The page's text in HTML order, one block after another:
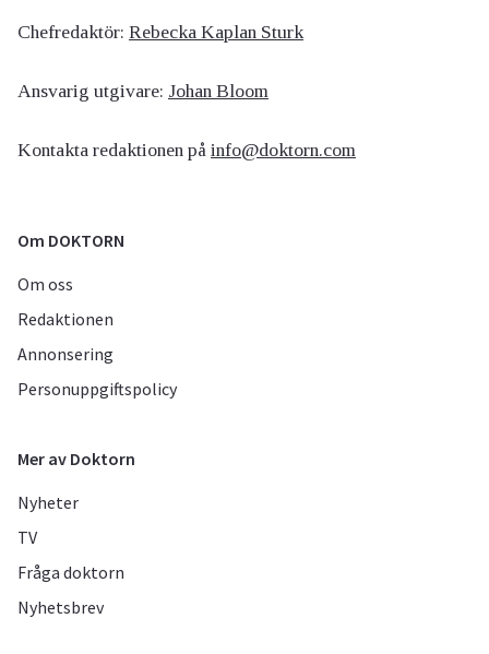
Chefredaktör: Rebecka Kaplan Sturk
Ansvarig utgivare: Johan Bloom
Kontakta redaktionen på info@doktorn.com
Om DOKTORN
Om oss
Redaktionen
Annonsering
Personuppgiftspolicy
Mer av Doktorn
Nyheter
TV
Fråga doktorn
Nyhetsbrev